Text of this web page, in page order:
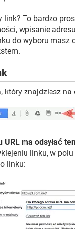
To bardzo
wpisanie
do wyboru masz
który znajdziesz na
URL ma odsyłać
linku, w polu
linku: